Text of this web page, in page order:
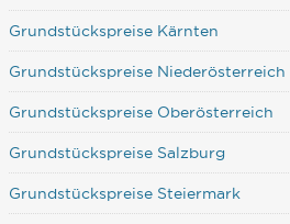
Grundstückspreise Kärnten
Grundstückspreise Niederösterreich
Grundstückspreise Oberösterreich
Grundstückspreise Salzburg
Grundstückspreise Steiermark